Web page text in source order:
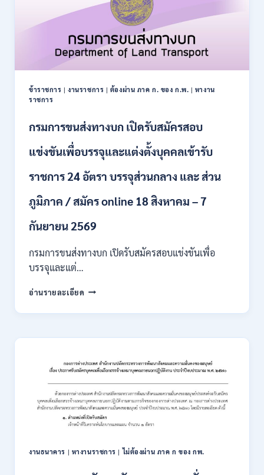
เปิด
สมัคร
บุคคล
เพื่อ
เป็น
กอง
อัตรา
ปวส.
ป.ตรี
สาขา
เงิน
/
ผ่าน
กพ.
สมัคร
ONLINE
–
31
สิงหาคม
ข้าราชการ |งานราชการ | ต้องผ่าน ภาค ก. ของ ก.พ. | หางาน
ราชการ
กรมการขนส่งทางบก เปิดรับสมัครสอบ
แข่งขันเพื่อบรรจุและแต่งตั้งบุคคลเข้ารับ
ราชการ 24 อัตรา บรรจุส่วนกลาง และ ส่วน
ภูมิภาค / สมัคร online 18 สิงหาคม – 7
กันยายน 2569
กรมการขนส่งทางบก เปิดรับสมัครสอบแข่งขันเพื่อ
บรรจุและแต่…
อ่านรายละเอียด กรม
ขนส่ง
บก
รับ
สมัคร
สอบ
แข่งขัน
เพื่อ
บรรจุ
ตั้ง
งานธนาคาร | หางานราชการ |ไม่ต้องผ่าน ภาค ก ของ กพ.